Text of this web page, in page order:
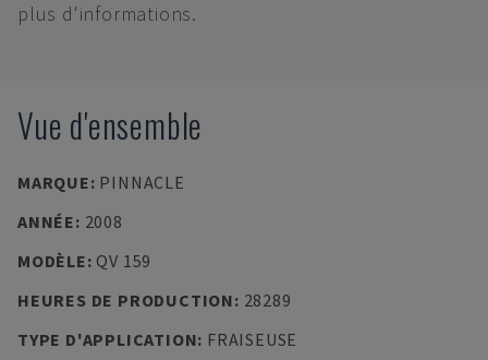
plus d'informations.
Vue d'ensemble
MARQUE: PINNACLE
ANNÉE: 2008
MODÈLE: QV 159
HEURES DE PRODUCTION: 28289
TYPE D'APPLICATION: FRAISEUSE